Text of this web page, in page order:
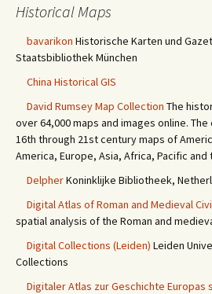
Historical Maps
bavarikon Historische Karten und
Staatsbibliothek München
China Historical GIS
David Rumsey Map Collection The
over 64,000 maps and images online.
16th through 21st century maps of
America, Europe, Asia, Africa, Pacific and
DelpherKoninklijke Bibliotheek,
Digital Atlas of Roman and Medieval
spatial analysis of the Roman and
Digital Collections (Leiden) Leiden
Collections
Digitaler Atlas zur Geschichte Europas